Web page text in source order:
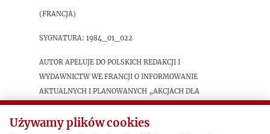
(Francja)
sygnatura: 1984_01_022
Autor apeluje do polskich redakcji i
wydawnictw we Francji o informowanie
aktualnych i planowanych „akcjach dla
Polski”.
Używamy plików cookies